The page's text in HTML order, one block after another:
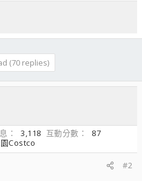
(70 replies)
3,118 互動分數
87
Costco
#2